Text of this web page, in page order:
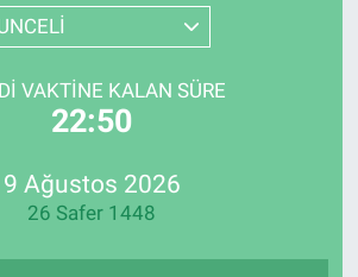
VAKTİNE KALAN SÜRE
22:50
9 Ağustos 2026
26 Safer 1448